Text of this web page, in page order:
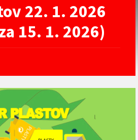
22. 1. 2026
15. 1. 2026)